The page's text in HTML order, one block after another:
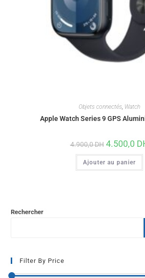
Objets connectés, Watch
Apple Watch Series 9 GPS
4.900,0DH 4.500,0
Ajouter au panier
Rechercher
Filter By Price